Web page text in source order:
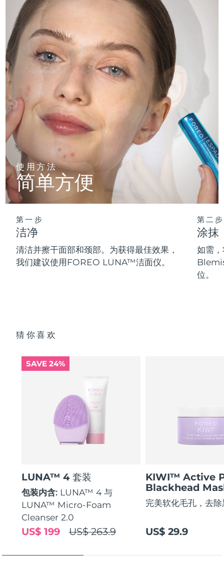
使用方法
简单方便
第一步
洁净
清洁并擦干面部和颈部。为获得最佳效果，
我们建议使用FOREO LUNA™洁面仪。
第二步
涂抹
如需
位。
猜你喜欢
SAVE 24%
LUNA™ 4 套装
包装内含: LUNA™ 4 与
LUNA™ Micro-Foam
Cleanser 2.0
US$ 263.9
US$ 199
KIWI™ Active
Blackhead
完美软化毛孔，去
US$ 29.9